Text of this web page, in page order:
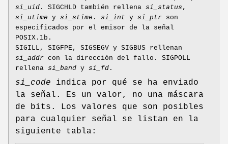
si_uid . SIGCHLD también rellena si_status ,
si_utime y si_stime . si_int y si_ptr son
especificados por el emisor de la señal
POSIX.1b.
SIGILL, SIGFPE, SIGSEGV y SIGBUS rellenan
si_addr con la dirección del fallo. SIGPOLL
rellena si_band y si_fd .
si_code indica por qué se ha enviado
la señal. Es un valor, no una máscara
de bits. Los valores que son posibles
para cualquier señal se listan en la
siguiente tabla: